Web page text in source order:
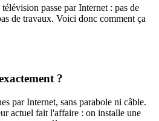
passe par Internet : pas de
de travaux. Voici donc comment ça
?
par Internet, sans parabole ni câble.
actuel fait l'affaire : on installe une